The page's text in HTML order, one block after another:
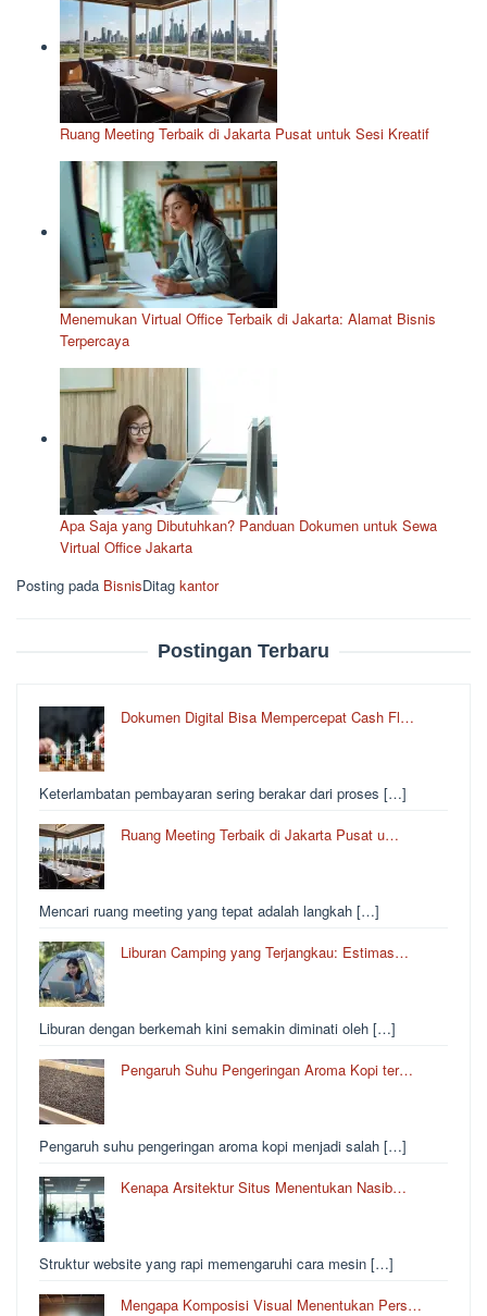
Ruang Meeting Terbaik di Jakarta Pusat untuk Sesi Kreatif
Menemukan Virtual Office Terbaik di Jakarta: Alamat Bisnis
Terpercaya
Apa Saja yang Dibutuhkan? Panduan Dokumen untuk Sewa
Virtual Office Jakarta
Posting pada BisnisDitag kantor
Postingan Terbaru
Dokumen Digital Bisa Mempercepat Cash Fl…
Keterlambatan pembayaran sering berakar dari proses […]
Ruang Meeting Terbaik di Jakarta Pusat u…
Mencari ruang meeting yang tepat adalah langkah […]
Liburan Camping yang Terjangkau: Estimas…
Liburan dengan berkemah kini semakin diminati oleh […]
Pengaruh Suhu Pengeringan Aroma Kopi ter…
Pengaruh suhu pengeringan aroma kopi menjadi salah […]
Kenapa Arsitektur Situs Menentukan Nasib…
Struktur website yang rapi memengaruhi cara mesin […]
Mengapa Komposisi Visual Menentukan Pers…